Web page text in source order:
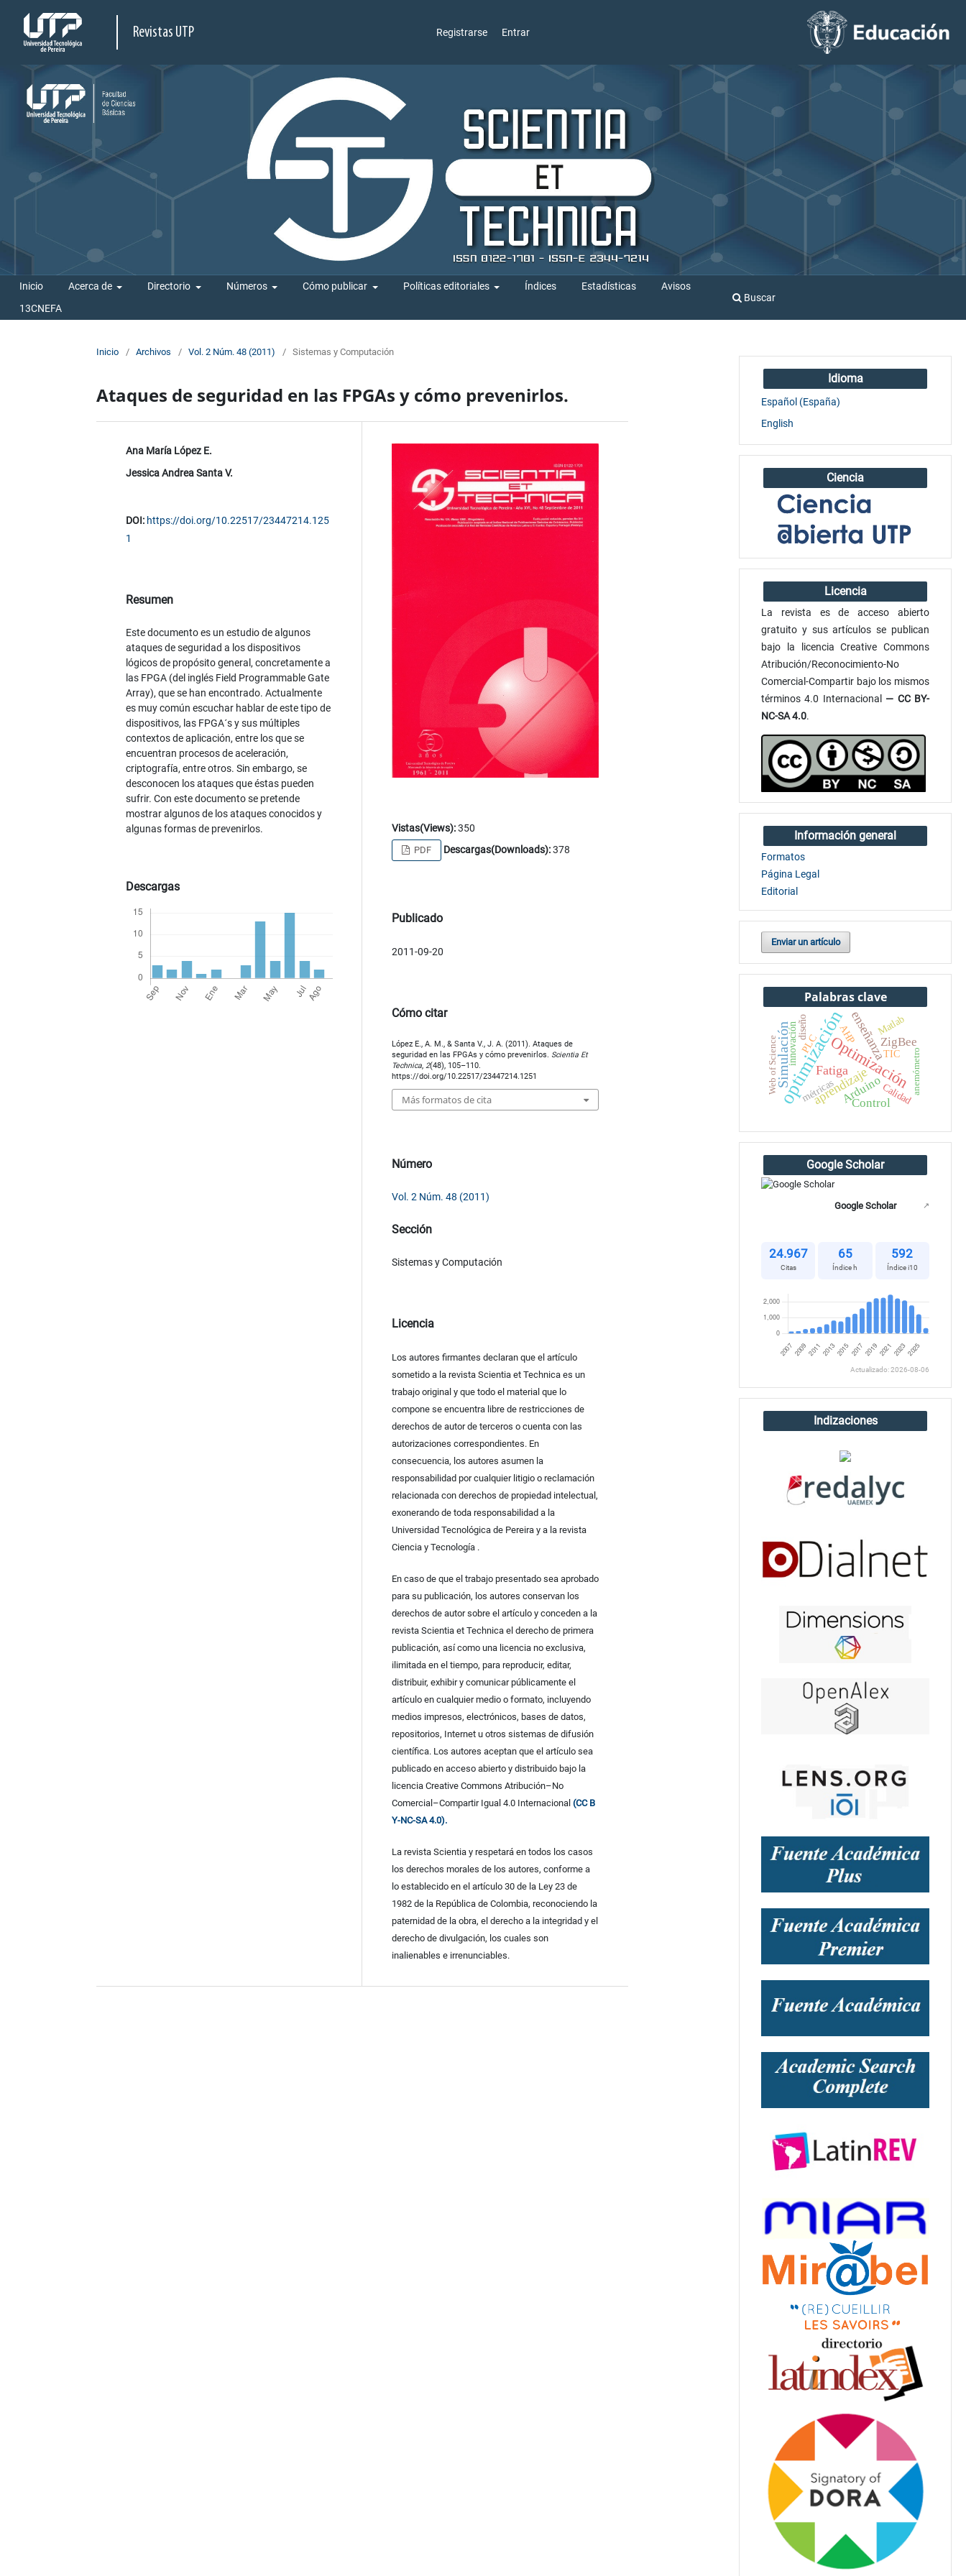
Revistas UTP Registrarse Entrar
Inicio Acerca de Directorio Números Cómo publicar Políticas editoriales Índices Estadísticas
Avisos
13CNEFA
Buscar
Inicio / Archivos / Vol. 2 Núm. 48 (2011) / Sistemas y Computación
Ataques de seguridad en las FPGAs y cómo prevenirlos.
Ana María López E.
Jessica Andrea Santa V.
DOI: https://doi.org/10.22517/23447214.125
1
Resumen
Este documento es un estudio de algunos
ataques de seguridad a los dispositivos
lógicos de propósito general, concretamente a
las FPGA (del inglés Field Programmable Gate
Array), que se han encontrado. Actualmente
es muy común escuchar hablar de este tipo de
dispositivos, las FPGA´s y sus múltiples
contextos de aplicación, entre los que se
encuentran procesos de aceleración,
criptografía, entre otros. Sin embargo, se
desconocen los ataques que éstas pueden
sufrir. Con este documento se pretende
mostrar algunos de los ataques conocidos y
algunas formas de prevenirlos.
Descargas
Vistas(Views):350
PDF Descargas(Downloads):378
Publicado
2011-09-20
Cómo citar
López E., A. M., & Santa V., J. A. (2011). Ataques de
seguridad en las FPGAs y cómo prevenirlos.
Scientia Et
Technica, 2(48), 105–110.
https://doi.org/10.22517/23447214.1251
Más formatos de cita
Número
Vol. 2 Núm. 48 (2011)
Sección
Sistemas y Computación
Licencia
Los autores firmantes declaran que el artículo
sometido a la revista Scientia et Technica es un
trabajo original y que todo el material que lo
compone se encuentra libre de restricciones de
derechos de autor de terceros o cuenta con las
autorizaciones correspondientes. En
consecuencia, los autores asumen la
responsabilidad por cualquier litigio o reclamación
relacionada con derechos de propiedad intelectual,
exonerando de toda responsabilidad a la
Universidad Tecnológica de Pereira y a la revista
Ciencia y Tecnología .
En caso de que el trabajo presentado sea aprobado
para su publicación, los autores conservan los
derechos de autor sobre el artículo y conceden a la
revista Scientia et Technica el derecho de primera
publicación, así como una licencia no exclusiva,
ilimitada en el tiempo, para reproducir, editar,
distribuir, exhibir y comunicar públicamente el
artículo en cualquier medio o formato, incluyendo
medios impresos, electrónicos, bases de datos,
repositorios, Internet u otros sistemas de difusión
científica. Los autores aceptan que el artículo sea
publicado en acceso abierto y distribuido bajo la
licencia Creative Commons Atribución–No
Comercial–Compartir Igual 4.0 Internacional (CC B
Y-NC-SA 4.0).
La revista Scientia y respetará en todos los casos
los derechos morales de los autores, conforme a
lo establecido en el artículo 30 de la Ley 23 de
1982 de la República de Colombia, reconociendo la
paternidad de la obra, el derecho a la integridad y el
derecho de divulgación, los cuales son
inalienables e irrenunciables.
Idioma
Español (España)
English
Ciencia
Licencia
La revista es de acceso abierto
gratuito y sus artículos se publican
bajo la licencia Creative Commons
Atribución/Reconocimiento-No
Comercial-Compartir bajo los mismos
términos 4.0 Internacional — CC BY-
NC-SA 4.0.
Información general
Formatos
Página Legal
Editorial
Enviar un artículo
Palabras clave
optimizaciónOptimización
Simulación Fatiga
enseñanza
aprendizaje
Arduino
ZigBee
Control
métricas
TIC
innovaciónPLC AHP Matlab
diseño
Calidad
Web of Science anemómetro
Google Scholar
Google Scholar ↗
24.967
Citas
65
Índice h
592
Índice i10
Actualizado: 2026-08-06
Indizaciones